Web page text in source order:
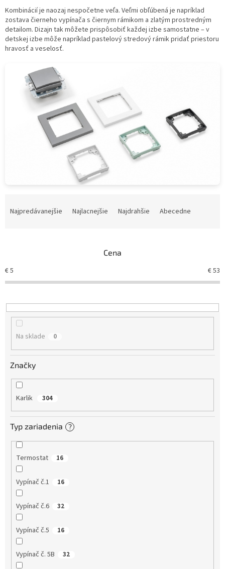
Kombinácií je naozaj nespočetne veľa. Veľmi obľúbená je napríklad
zostava čierneho vypínača s čiernym rámikom a zlatým prostredným
detailom. Dizajn tak môžete prispôsobiť každej izbe samostatne – v
detskej izbe môže napríklad pastelový stredový rámik pridať priestoru
hravosť a veselosť.
e
p
r
d
Najpredávanejšie Najlacnejšie Najdrahšie Abecedne
Cena
€5 €53
Na sklade 0
Značky
Karlik 304
Typ zariadenia ?
Termostat 16
Vypínač č.1 16
Vypínač č.6 32
Vypínač č.5 16
Vypínač č. 5B 32